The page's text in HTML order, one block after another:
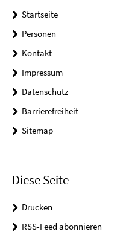
Startseite
Personen
Kontakt
Impressum
Datenschutz
Barrierefreiheit
Sitemap
Diese Seite
Drucken
RSS-Feed abonnieren